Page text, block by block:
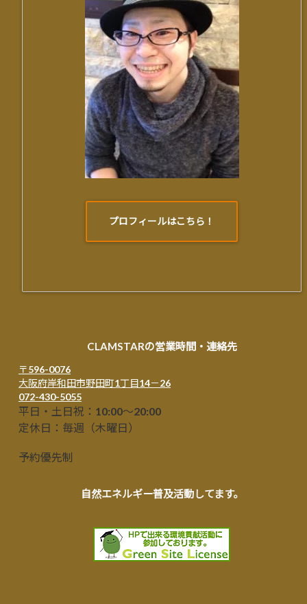
プロフィールはこちら！
CLAMSTARの営業時間・連絡先
〒596-0076
大阪府岸和田市野田町1丁目14－26
072-430-5055
平日・土日祝：10:00～20:00
定休日：毎週（木曜日）
予約優先制
自然エネルギー普及活動してます。